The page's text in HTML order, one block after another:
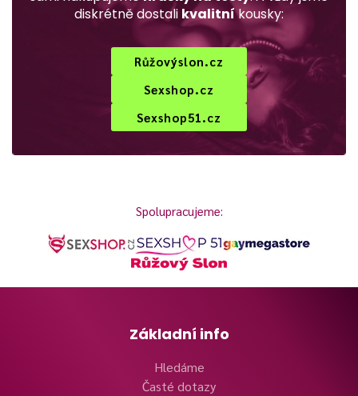
diskrétně dostali kvalitníkousky:
Růžovýslon.cz
Sexshop.cz
Sexshop51.cz
Spolupracujeme:
Základní info
Hledáme
Časté dotazy